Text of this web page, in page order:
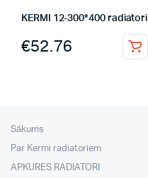
KERMI 12-300*400 radiatori
€52.76
Sākums
Par Kermi radiatoriem
APKURES RADIATORI